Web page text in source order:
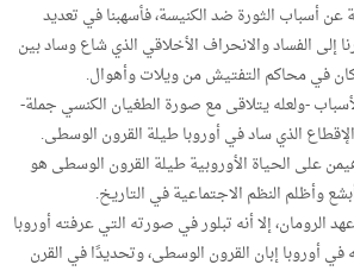
عن أسباب الثورة ضد الكنيسة، فأسهبنا في تعديد
إلى الفساد والانحراف الأخلاقي الذي شاع وساد بين
كان في محاكم التفتيش من ويلات وأهوال.
-ولعله يتلاقى مع صورة الطغيان الكنسي جملة-
الذي ساد في أوروبا طيلة القرون الوسطى.
على الحياة الأوروبية طيلة القرون الوسطى هو
وأظلم النظم الاجتماعية في التاريخ.
الرومان، إلا أنه تبلور في صورته التي عرفته أوروبا
في أوروبا إبان القرون الوسطى، وتحديدًا في القرن